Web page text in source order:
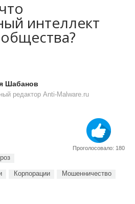
интеллект
Шабанов
редактор Anti-Malware.ru
Проголосовало: 180
Корпорации Мошенничество